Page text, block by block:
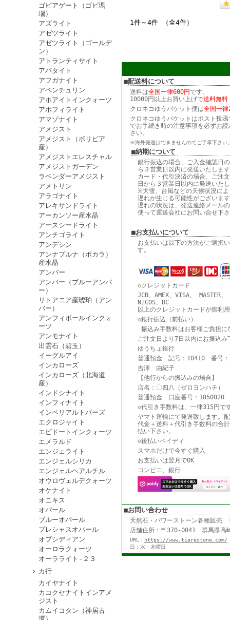
ゴビアゲート（ゴビ瑪
瑙）
アズライト
アゼツライト
アゼツライト（ゴールデ
ン）
アトランティサイト
アパタイト
アフガナイト
アベンチュリン
アホアイトインクォーツ
アポフィライト
アマゾナイト
アメジスト
アメジスト（ボリビア
産）
アメジストエレスチャル
アメジストガーデン
ラベンダーアメジスト
アメトリン
アラゴナイト
アレキサンドライト
アーカンソー産水晶
アースシードライト
アンチゴライト
アンデシン
アンナプルナ（ポカラ）
産水晶
アンバー
アンバー（ブルーアンバ
ー）
リトアニア産琥珀（アン
バー）
アンフィボールインクォ
ーツ
アンモナイト
出雲石（碧玉）
イーグルアイ
インカローズ
インカローズ（北海道
産）
インドシナイト
インフィナイト
インペリアルトパーズ
エクロジャイト
エピドートインクォーツ
エメラルド
エンジェライト
エンジェルシリカ
エンジェルヘアルチル
オウロヴェルデクォーツ
オケナイト
オニキス
オパール
ブルーオパール
プレシャスオパール
オブシディアン
オーロラクォーツ
オーラライト-２３
カ行
カイヤナイト
カコクセナイトインアメ
ジスト
カムイコタン（神居古
1件～4件 （全4件）
■配送料について
送料は全国一律600円です。
10000円以上お買い上げで送料無料
クロネコゆうパケット便は全国一律
クロネコゆうパケットはポスト投
でお手続き時の注意事項を必ずお
さい。
※海外発送はできませんのでご了承下さい
■納期について
銀行振込の場合、ご入金確認日
ら３営業日以内に発送いたしま
カード・代引決済の場合、ご注
日から３営業日以内に発送いた
※大雪、台風などの天候状況に
遅れが生じる可能性がございま
遅れの状況は、発送連絡メール
使って運送会社にお問い合せ下
■お支払いについて
お支払いは以下の方法がご選択
す。
◇クレジットカード
JCB、AMEX、VISA、 MASTER
NICOS、DC
以上のクレジットカードが御利
◇銀行振込（前払い）
振込み手数料はお客様ご負担に
ご注文日より7日以内にお振込み
ゆうちょ銀行
普通預金 記号：10410 番号：
吉澤 由紀子
【他行からの振込みの場合】
店名：〇四八（ゼロヨンハチ）
普通預金 口座番号：1850020
◇代引き手数料は、一律315円で
ヤマト運輸にて発送致します。
代金＋送料＋代引き手数料の合
払い下さい。
◇後払いペイディ
スマホだけで今すぐ購入
お支払いは翌月でOK
コンビニ、銀行
■お問い合わせ
天然石・パワーストーン各種販
店舗住所：〒370-0041 群馬
URL： https://www.tiarestone.com/
日：水・木曜日